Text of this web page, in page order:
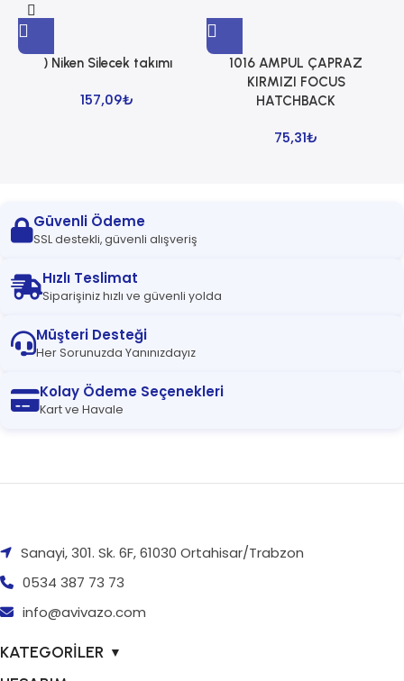
) Niken Silecek takımı
157,09₺
1016 AMPUL ÇAPRAZ
KIRMIZI FOCUS
HATCHBACK
75,31₺
Güvenli Ödeme
SSL destekli, güvenli alışveriş
Hızlı Teslimat
Siparişiniz hızlı ve güvenli yolda
Müşteri Desteği
Her Sorunuzda Yanınızdayız
Kolay Ödeme Seçenekleri
Kart ve Havale
Sanayi, 301. Sk. 6F, 61030 Ortahisar/Trabzon
0534 387 73 73
info@avivazo.com
KATEGORİLER ▼